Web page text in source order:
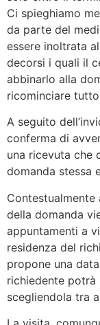
Ci spieghiamo
da parte del
essere inoltrata
decorsi i quali il
abbinarlo alla
ricominciare
A seguito
conferma di
una ricevuta che
domanda stessa
della domanda
appuntamenti a
residenza del
propone una
richiedente potrà
scegliendola tra